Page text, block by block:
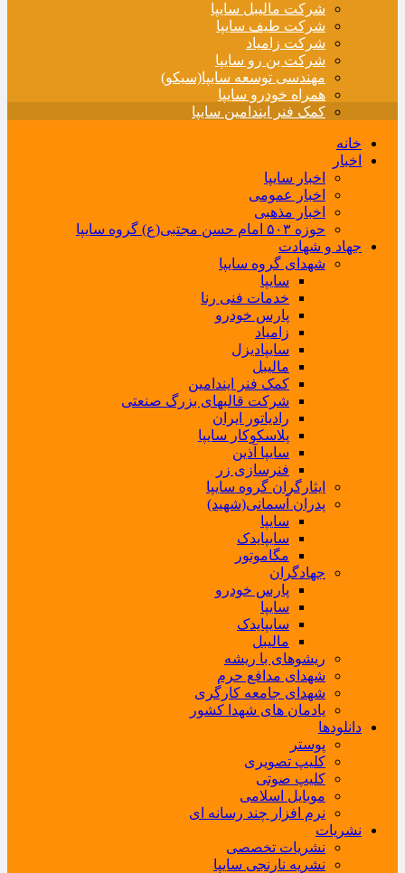
شرکت مالیبل سایپا
شرکت طیف سایپا
شرکت زامیاد
شرکت بن رو سایپا
مهندسی توسعه سایپا(سیکو)
همراه خودرو سایپا
کمک فنر ایندامین سایپا
خانه
اخبار
اخبار سایپا
اخبار عمومی
اخبار مذهبی
حوزه ۵۰۳ امام حسن مجتبی(ع) گروه سایپا
جهاد و شهادت
شهدای گروه سایپا
سایپا
خدمات فنی رنا
پارس خودرو
زامیاد
سایپادیزل
مالیبل
کمک فنر ایندامین
شرکت قالبهای بزرگ صنعتی
رادیاتور ایران
پلاسکوکار سایپا
سایپا آذین
فنرسازی زر
ایثارگران گروه سایپا
پدران آسمانی(شهید)
سایپا
سایپایدک
مگاموتور
جهادگران
پارس خودرو
سایپا
سایپایدک
مالیبل
ریشوهای با ریشه
شهدای مدافع حرم
شهدای جامعه کارگری
یادمان های شهدا کشور
دانلودها
پوستر
کلیپ تصویری
کلیپ صوتی
موبایل اسلامی
نرم افزار چند رسانه ای
نشریات
نشریات تخصصی
نشریه نارنجی سایپا